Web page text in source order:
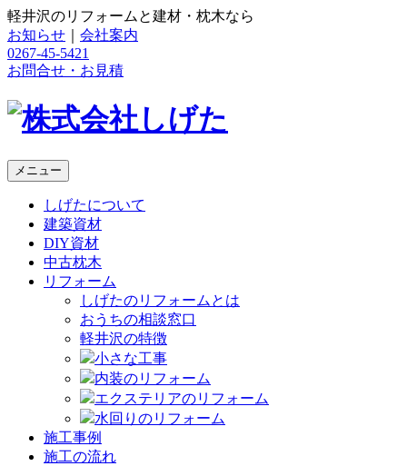
軽井沢のリフォームと建材・枕木なら
お知らせ
会社案内
0267-45-5421
お問合せ・お見積
メニュー
しげたについて
建築資材
DIY資材
中古枕木
リフォーム
しげたのリフォームとは
おうちの相談窓口
軽井沢の特徴
小さな工事
内装のリフォーム
エクステリアのリフォーム
水回りのリフォーム
施工事例
施工の流れ